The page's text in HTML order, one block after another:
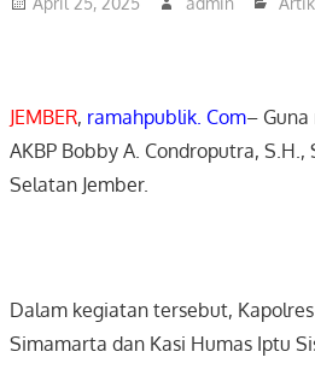
JEMBER, ramahpublik. Com–
AKBP Bobby A. Condroputra,
Selatan Jember.
Dalam kegiatan tersebut,
Simamarta dan Kasi Humas Iptu